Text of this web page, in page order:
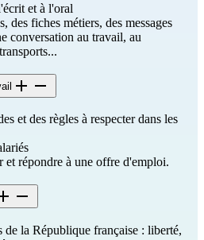
et à l'oral
des fiches métiers, des messages
conversation au travail, au
et des règles à respecter dans les
et répondre à une offre d'emploi.
la République française : liberté,